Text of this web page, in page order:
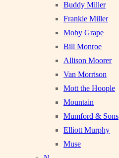
Buddy Miller
Frankie Miller
Moby Grape
Bill Monroe
Allison Moorer
Van Morrison
Mott the Hoople
Mountain
Mumford & Sons
Elliott Murphy
Muse